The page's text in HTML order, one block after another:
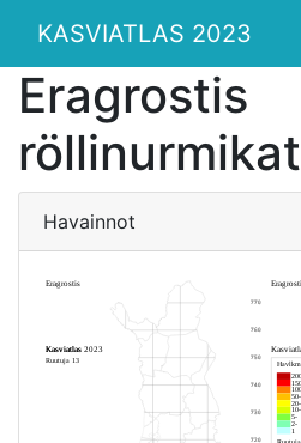
KASVIATLAS 2023
Eragrostis
röllinurmikat
Havainnot